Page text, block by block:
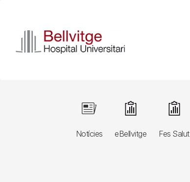
contingut
Notícies
Image
eBellvitge
Image
Fes Salut
Image